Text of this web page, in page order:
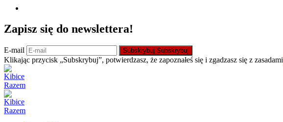
Zapisz się do newslettera!
E-mail Subskrybuj Subskrybuj
Klikając przycisk „Subskrybuj”, potwierdzasz, że zapoznałeś się i zgadzasz się z zasadami